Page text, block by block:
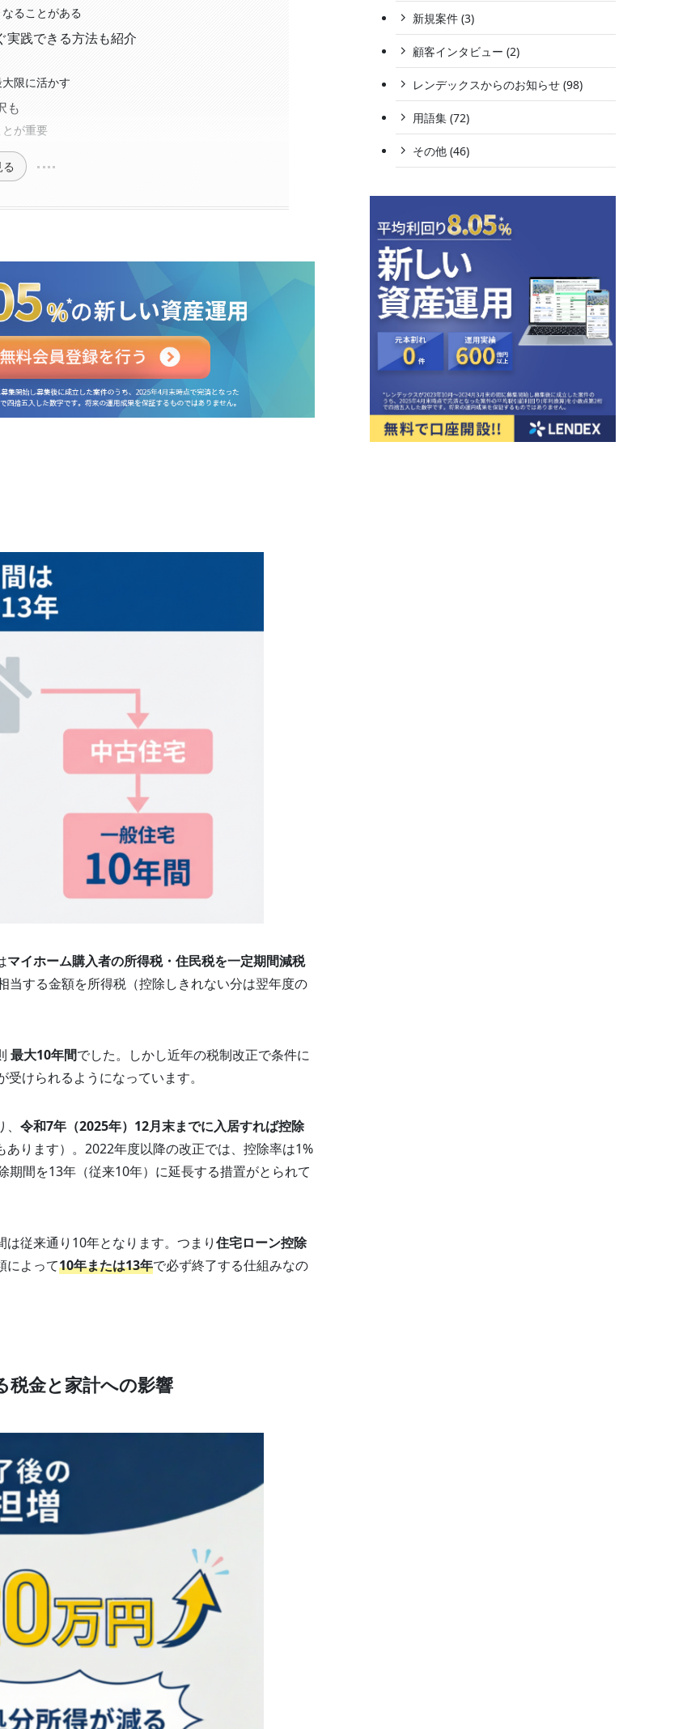
ることがある
実践できる方法も紹介
限に活かす
も
が重要
マイホーム購入者の所得税・住民税を一定期間減税
当する金額を所得税（控除しきれない分は翌年度の
最大10年間でした。しかし近年の税制改正で条件に
受けられるようになっています。
令和7年（2025年）12月末までに入居すれば控除
ります）。2022年度以降の改正では、控除率は1%
間を13年（従来10年）に延長する措置がとられて
従来通り10年となります。つまり住宅ローン控除
によって10年または13年で必ず終了する仕組みなの
税金と家計への影響
新規案件 (3)
顧客インタビュー (2)
レンデックスからのお知らせ (98)
用語集 (72)
その他 (46)